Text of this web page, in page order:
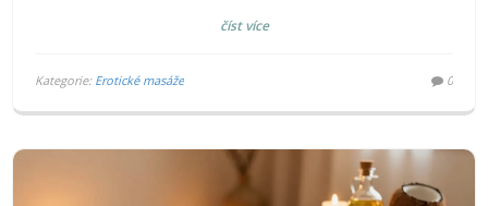
číst více
Kategorie: Erotické masáže 0